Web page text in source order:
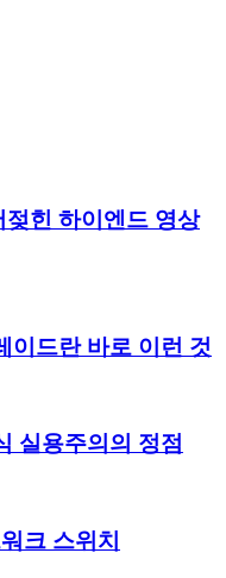
힌 하이엔드 영상
이드란 바로 이런 것
실용주의의 정점
크 스위치